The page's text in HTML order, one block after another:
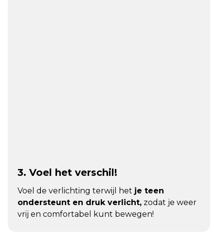
3. Voel het verschil!
Voel de verlichting terwijl het je teen
ondersteunt en druk verlicht, zodat je weer
vrij en comfortabel kunt bewegen!